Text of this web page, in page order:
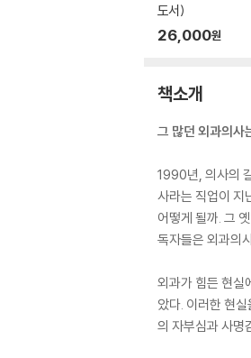
도서)
26,000원
책소개
그 많던 외과의사
1990년, 의사의
사라는 직업이 지
어떻게 될까. 그
독자들은 외과의
외과가 힘든 현실
았다. 이러한 현
의 자부심과 사명